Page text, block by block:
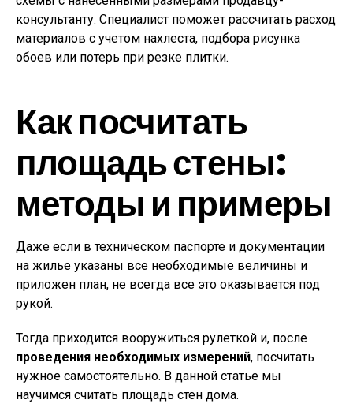
консультанту. Специалист поможет рассчитать расход
материалов с учетом нахлеста, подбора рисунка
обоев или потерь при резке плитки.
Как посчитать
площадь стены:
методы и примеры
Даже если в техническом паспорте и документации
на жилье указаны все необходимые величины и
приложен план, не всегда все это оказывается под
рукой.
Тогда приходится вооружиться рулеткой и, после
проведения необходимых измерений, посчитать
нужное самостоятельно. В данной статье мы
научимся считать площадь стен дома.